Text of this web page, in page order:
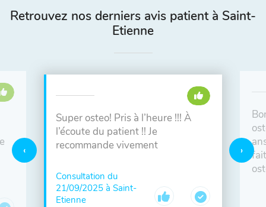
Retrouvez nos derniers avis patient à Saint-
Etienne
Super osteo! Pris à l’heure !!! À
l’écoute du patient !! Je
recommande vivement
Consultation du
21/09/2025 à Saint-
Etienne